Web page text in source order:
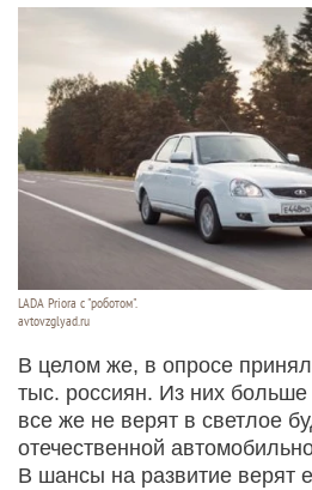
LADA Priora с "роботом".
avtovzglyad.ru
В целом же, в опросе
тыс. россиян. Из них
все же не верят в светлое
отечественной
В шансы на развитие